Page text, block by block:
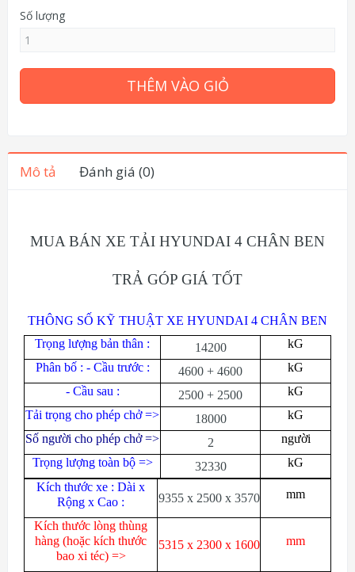
Số lượng
THÊM VÀO GIỎ
Mô tả Đánh giá (0)
MUA BÁN XE TẢI HYUNDAI 4 CHÂN BEN
TRẢ GÓP GIÁ TỐT
THÔNG SỐ KỸ THUẬT XE HYUNDAI 4 CHÂN BEN
Trọng lượng bản thân : 14200
kG
Phân bố : - Cầu trước :
4600 + 4600
kG
- Cầu sau :
2500 + 2500
kG
Tải trọng cho phép chở =>
18000
kG
Số người cho phép chở =>
2
người
Trọng lượng toàn bộ =>
32330
kG
Kích thước xe : Dài x
Rộng x Cao :
9355 x 2500 x 3570 mm
Kích thước lòng thùng
hàng (hoặc kích thước
bao xi téc)=>
5315 x 2300 x 1600 mm